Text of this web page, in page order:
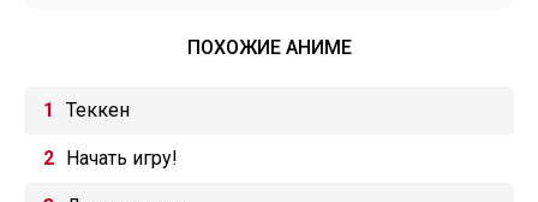
ПОХОЖИЕ АНИМЕ
Теккен
Начать игру!